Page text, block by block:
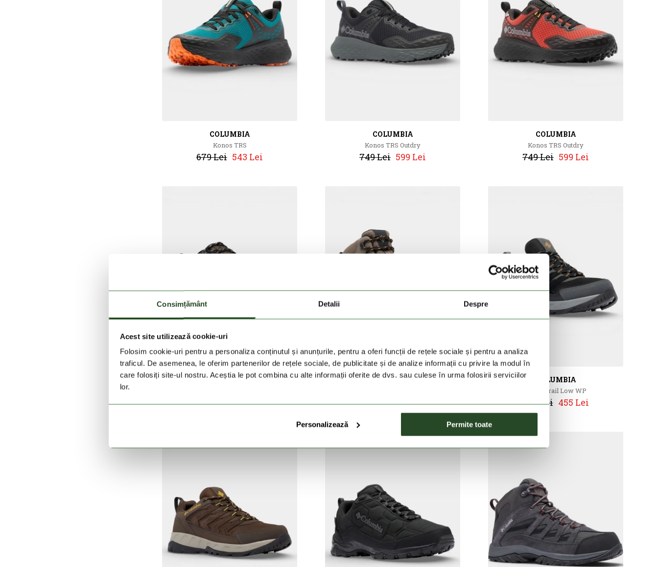
Consimțământ Detalii Despre
Acest site utilizează cookie-uri
Folosim cookie-uri pentru a personaliza conținutul și anunțurile, pentru a oferi funcții de rețele sociale și pentru a analiza
traficul. De asemenea, le oferim partenerilor de rețele sociale, de publicitate și de analize informații cu privire la modul în
care folosiți site-ul nostru. Aceștia le pot combina cu alte informații oferite de dvs. sau culese în urma folosirii serviciilor
lor.
Personalizează Permite toate
COLUMBIA
Konos TRS
679 Lei 543 Lei
COLUMBIA
Konos TRS Outdry
749 Lei 599 Lei
COLUMBIA
Konos TRS Outdry
749 Lei 599 Lei
COLUMBIA
749 Lei 374 Lei
COLUMBIA
599 Lei 479 Lei
COLUMBIA
Strata Trail Low WP
569 Lei 455 Lei